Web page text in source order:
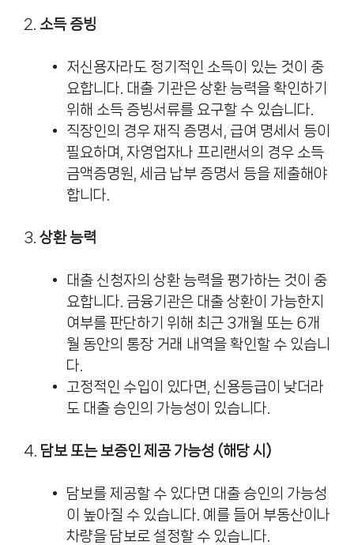
2. 소득 증빙
저신용자라도 정기적인 소득이 있는 것이 중
요합니다. 대출 기관은 상환 능력을 확인하기
위해 소득 증빙서류를 요구할 수 있습니다.
직장인의 경우 재직 증명서, 급여 명세서 등이
필요하며, 자영업자나 프리랜서의 경우 소득
금액증명원, 세금 납부 증명서 등을 제출해야
합니다.
3. 상환 능력
대출 신청자의 상환 능력을 평가하는 것이 중
요합니다. 금융기관은 대출 상환이 가능한지
여부를 판단하기 위해 최근 3개월 또는 6개
월 동안의 통장 거래 내역을 확인할 수 있습니
다.
고정적인 수입이 있다면, 신용등급이 낮더라
도 대출 승인의 가능성이 있습니다.
4. 담보 또는 보증인 제공 가능성 (해당 시)
담보를 제공할 수 있다면 대출 승인의 가능성
이 높아질 수 있습니다. 예를 들어 부동산이나
차량을 담보로 설정할 수 있습니다.